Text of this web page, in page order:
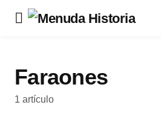
Faraones
1 artículo